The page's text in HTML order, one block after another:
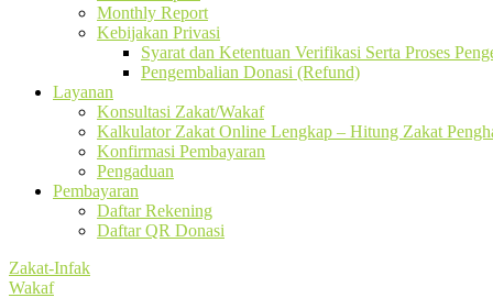
Monthly Report
Kebijakan Privasi
Syarat dan Ketentuan Verifikasi Serta Proses
Pengembalian Donasi (Refund)
Layanan
Konsultasi Zakat/Wakaf
Kalkulator Zakat Online Lengkap – Hitung Zakat
Konfirmasi Pembayaran
Pengaduan
Pembayaran
Daftar Rekening
Daftar QR Donasi
Zakat-Infak
Wakaf